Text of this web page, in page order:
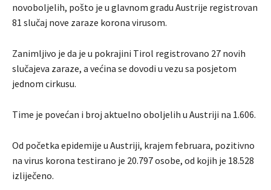
novoboljelih, pošto je u glavnom gradu Austrije registrovan
81 slučaj nove zaraze korona virusom.
Zanimljivo je da je u pokrajini Tirol registrovano 27 novih
slučajeva zaraze, a većina se dovodi u vezu sa posjetom
jednom cirkusu.
Time je povećan i broj aktuelno oboljelih u Austriji na 1.606.
Od početka epidemije u Austriji, krajem februara, pozitivno
na virus korona testirano je 20.797 osobe, od kojih je 18.528
izliječeno.